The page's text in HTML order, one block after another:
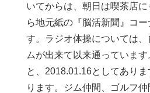
いてからは、朝日は喫茶店
ら地元紙の『脳活新聞』コ
す。ラジオ体操については
ムが出来て以来通っていま
と、2018.01.16としてあり
ります。ジム仲間、ゴルフ